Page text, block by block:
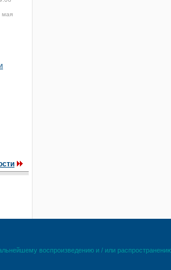
мая
воспроизведению и / или